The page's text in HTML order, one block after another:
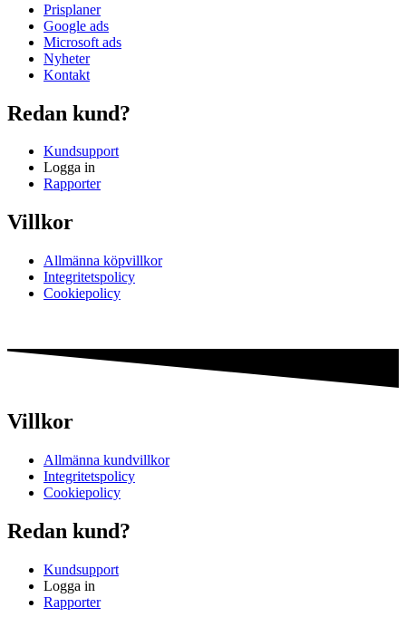
Prisplaner
Google ads
Microsoft ads
Nyheter
Kontakt
Redan kund?
Kundsupport
Logga in
Rapporter
Villkor
Allmänna köpvillkor
Integritetspolicy
Cookiepolicy
Villkor
Allmänna kundvillkor
Integritetspolicy
Cookiepolicy
Redan kund?
Kundsupport
Logga in
Rapporter